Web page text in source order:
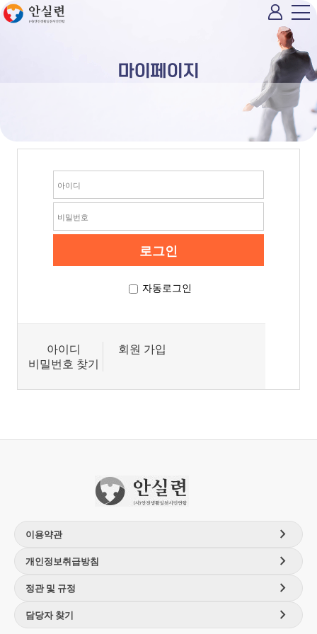
마이페이지
자동로그인
아이디
비밀번호 찾기
회원 가입
이용약관 chevron_right
개인정보취급방침 chevron_right
정관 및 규정 chevron_right
담당자 찾기 chevron_right